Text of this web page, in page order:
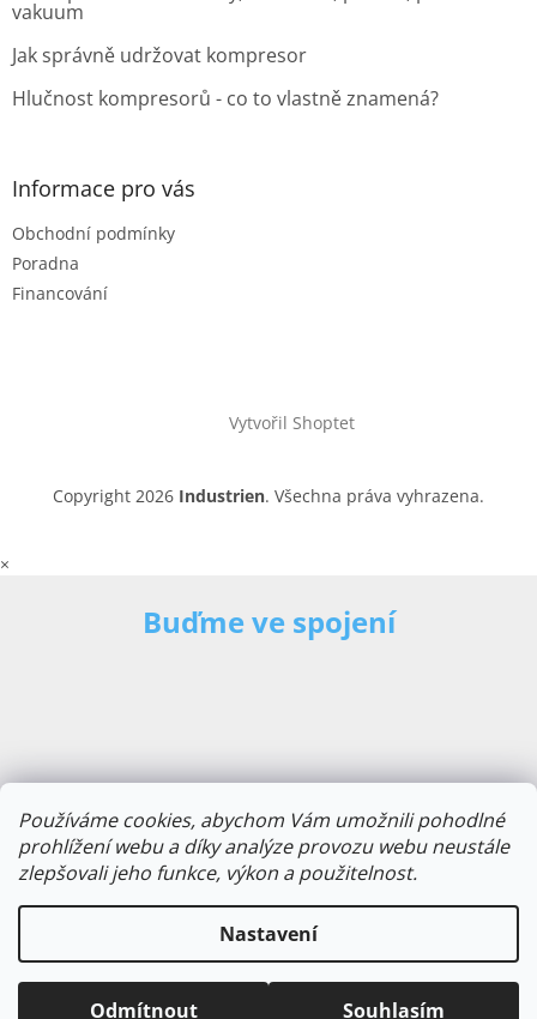
Používáme cookies, abychom Vám umožnili pohodlné
prohlížení webu a díky analýze provozu webu neustále
zlepšovali jeho funkce, výkon a použitelnost.
Nastavení
Odmítnout Souhlasím
vakuum
Jak správně udržovat kompresor
Hlučnost kompresorů - co to vlastně znamená?
Informace pro vás
Obchodní podmínky
Poradna
Financování
Vytvořil Shoptet
Copyright 2026 Industrien. Všechna práva vyhrazena.
×
Buďme ve spojení
E-mailová adresa